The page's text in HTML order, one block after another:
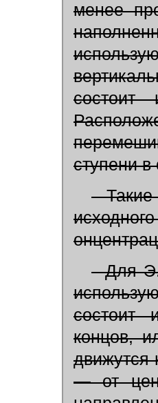
менее
ступени в
Такие
Для Э.
состоит
концов,
движутся
— от